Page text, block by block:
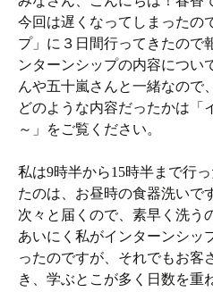
今回は遅くなってしまったの
プ」に３日間行ってきたので
ンターンシップの内容につい
んや五十嵐さんと一緒なので
どのような内容だったかは「
～」をご覧ください。
私は9時半から15時半まで行
たのは、お昼時の食器洗いで
次々と届くので、素早く洗う
あいにく私がインターンシッ
ったのですが、それでもお客
き、学ぶとこが多く日数を重